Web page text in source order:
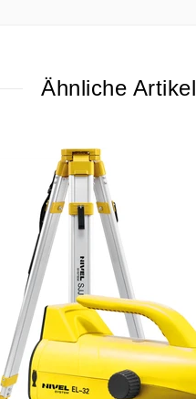
Ähnliche Artikel